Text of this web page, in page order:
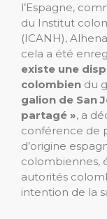
l’Espagne,
du Institut
(ICANH),
cela a été
existe une
colombien du
galion de San
partagé », a
conférence de
d’origine
colombiennes,
autorités
intention de la